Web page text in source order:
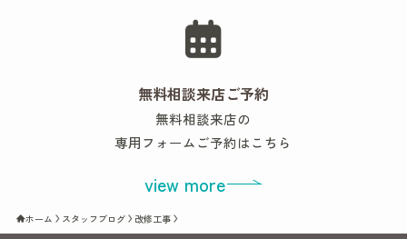
無料相談来店ご予約
無料相談来店の
専用フォームご予約はこちら
view more
ホーム スタッフブログ 改修工事